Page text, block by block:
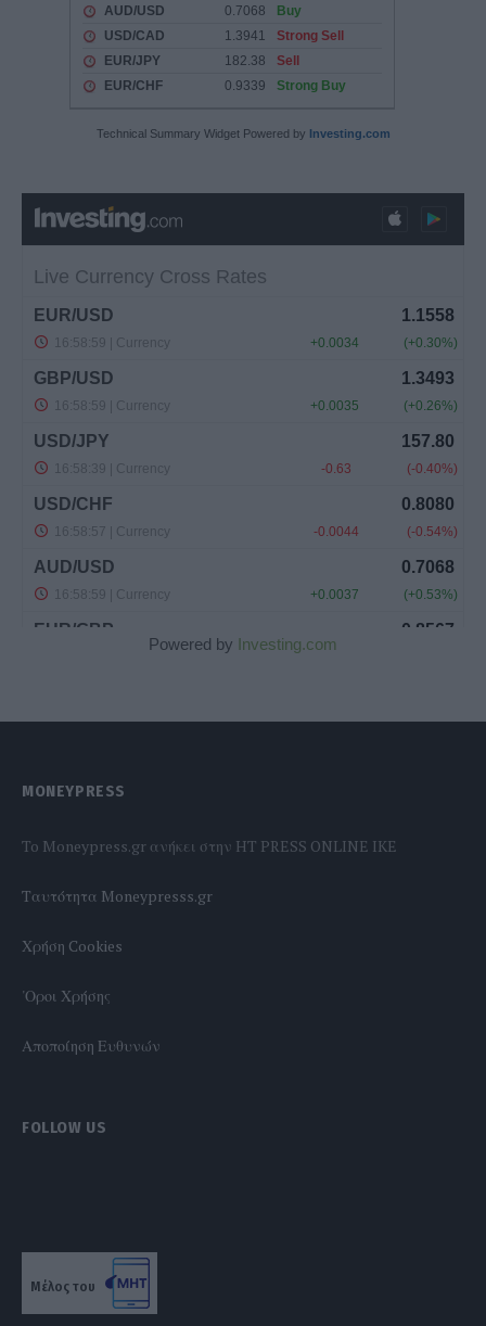
Technical Summary Widget Powered by Investing.com
Powered by Investing.com
MONEYPRESS
To Moneypress.gr ανήκει στην HT PRESS ONLINE IKE
Tαυτότητα Moneypresss.gr
Χρήση Cookies
'Οροι Χρήσης
Αποποίηση Ευθυνών
FOLLOW US
Μέλος του